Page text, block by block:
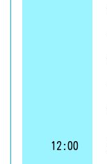
12:00